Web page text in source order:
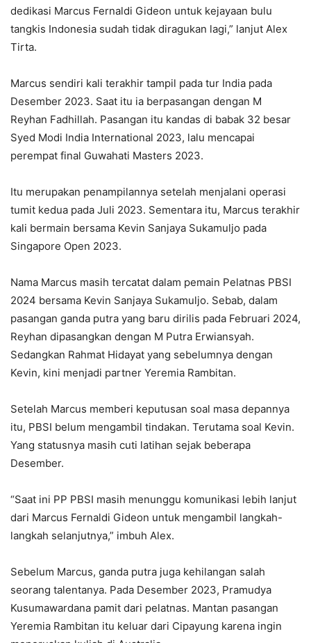
dedikasi Marcus Fernaldi Gideon untuk kejayaan bulu
tangkis Indonesia sudah tidak diragukan lagi,” lanjut Alex
Tirta.
Marcus sendiri kali terakhir tampil pada tur India pada
Desember 2023. Saat itu ia berpasangan dengan M
Reyhan Fadhillah. Pasangan itu kandas di babak 32 besar
Syed Modi India International 2023, lalu mencapai
perempat final Guwahati Masters 2023.
Itu merupakan penampilannya setelah menjalani operasi
tumit kedua pada Juli 2023. Sementara itu, Marcus terakhir
kali bermain bersama Kevin Sanjaya Sukamuljo pada
Singapore Open 2023.
Nama Marcus masih tercatat dalam pemain Pelatnas PBSI
2024 bersama Kevin Sanjaya Sukamuljo. Sebab, dalam
pasangan ganda putra yang baru dirilis pada Februari 2024,
Reyhan dipasangkan dengan M Putra Erwiansyah.
Sedangkan Rahmat Hidayat yang sebelumnya dengan
Kevin, kini menjadi partner Yeremia Rambitan.
Setelah Marcus memberi keputusan soal masa depannya
itu, PBSI belum mengambil tindakan. Terutama soal Kevin.
Yang statusnya masih cuti latihan sejak beberapa
Desember.
“Saat ini PP PBSI masih menunggu komunikasi lebih lanjut
dari Marcus Fernaldi Gideon untuk mengambil langkah-
langkah selanjutnya,” imbuh Alex.
Sebelum Marcus, ganda putra juga kehilangan salah
seorang talentanya. Pada Desember 2023, Pramudya
Kusumawardana pamit dari pelatnas. Mantan pasangan
Yeremia Rambitan itu keluar dari Cipayung karena ingin